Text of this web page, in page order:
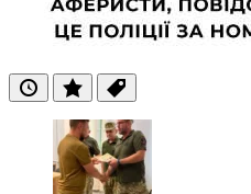
ОстанніПопулярні
Теги